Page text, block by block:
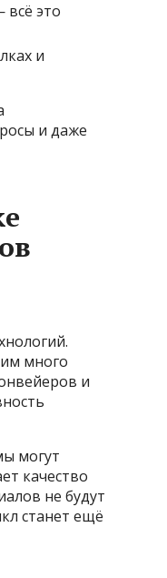
всё это
и
и даже
много
и
могут
качество
не будут
станет ещё